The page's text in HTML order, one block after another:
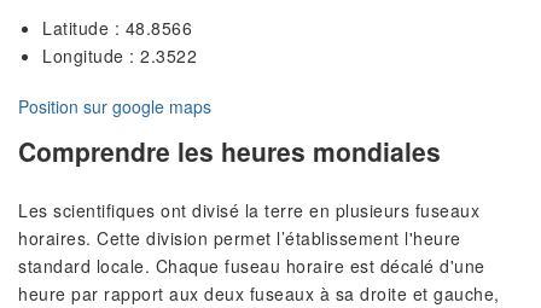
Latitude : 48.8566
Longitude : 2.3522
Position sur google maps
Comprendre les heures mondiales
Les scientifiques ont divisé la terre en plusieurs fuseaux
horaires. Cette division permet l’établissement l'heure
standard locale. Chaque fuseau horaire est décalé d'une
heure par rapport aux deux fuseaux à sa droite et gauche,